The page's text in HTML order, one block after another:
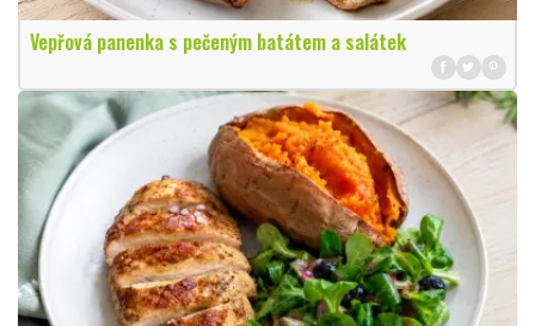
Vepřová panenka s pečeným batátem a salátek